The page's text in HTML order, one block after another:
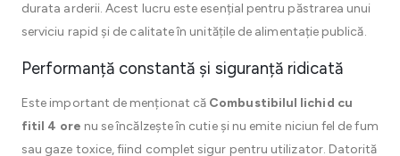
durata arderii. Acest lucru este esențial pentru păstrarea unui
serviciu rapid și de calitate în unitățile de alimentație publică.
Performanță constantă și siguranță ridicată
Este important de menționat că Combustibilul lichid cu
fitil 4 ore nu se încălzește în cutie și nu emite niciun fel de fum
sau gaze toxice, fiind complet sigur pentru utilizator. Datorită